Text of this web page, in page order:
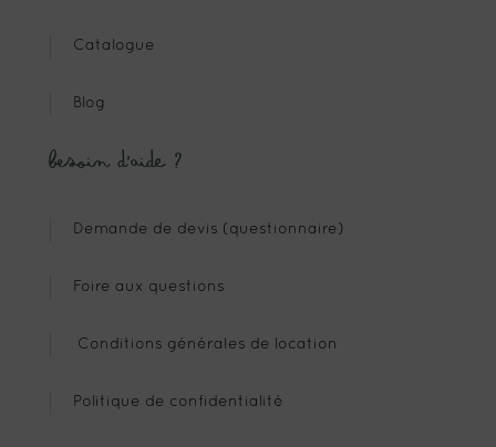
Catalogue
Blog
Besoin d’aide ?
Demande de devis (questionnaire)
Foire aux questions
Conditions générales de location
Politique de confidentialité